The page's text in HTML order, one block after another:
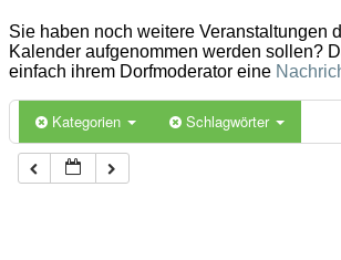
Sie haben noch weitere Veranstaltungen
Kalender aufgenommen werden sollen?
einfach ihrem Dorfmoderator eine
Kategorien Schlagwörter